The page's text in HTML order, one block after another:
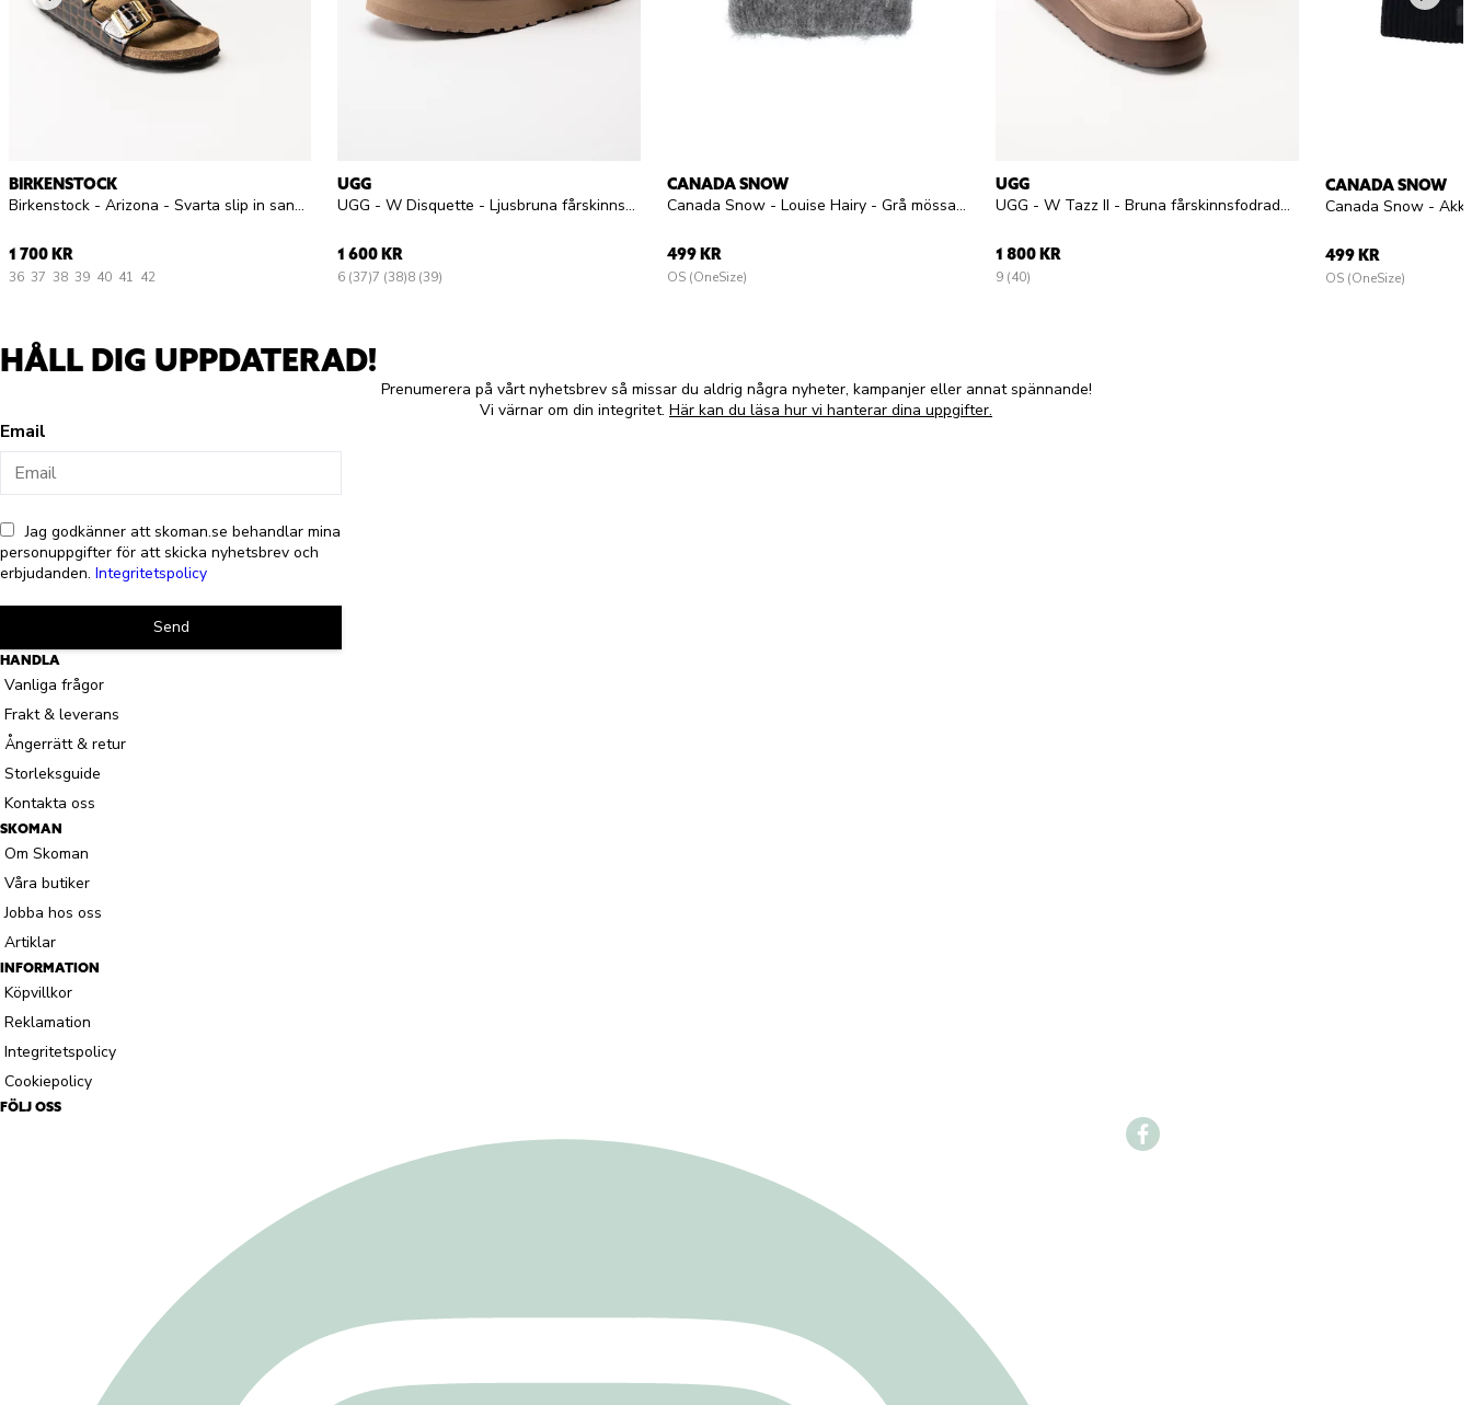
BIRKENSTOCK
Birkenstock - Arizona - Svarta slip in sandaler
1 700 KR
36 37 38 39 40 41 42
UGG
UGG - W Disquette - Ljusbruna fårskinnsfodrade tofflor i mocka
1 600 KR
6 (37)7 (38)8 (39)
CANADA SNOW
Canada Snow - Louise Hairy - Grå mössa i mohairblandning
499 KR
OS (OneSize)
UGG
UGG - W Tazz II - Bruna fårskinnsfodrade tofflor i mocka
1 800 KR
9 (40)
CANADA SNOW
499 KR
OS (OneSize)
HÅLL DIG UPPDATERAD!
Prenumerera på vårt nyhetsbrev så missar du aldrig några nyheter, kampanjer eller annat spännande!
Vi värnar om din integritet. Här kan du läsa hur vi hanterar dina uppgifter.
Email
Jag godkänner att skoman.se behandlar mina
personuppgifter för att skicka nyhetsbrev och
erbjudanden. Integritetspolicy
Send
HANDLA
Vanliga frågor
Frakt & leverans
Ångerrätt & retur
Storleksguide
Kontakta oss
SKOMAN
Om Skoman
Våra butiker
Jobba hos oss
Artiklar
INFORMATION
Köpvillkor
Reklamation
Integritetspolicy
Cookiepolicy
FÖLJ OSS